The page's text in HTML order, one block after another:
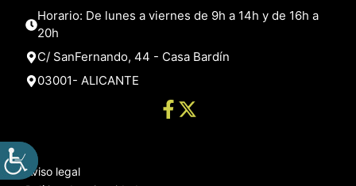
Horario: De lunes a viernes de 9h a 14h y de 16h a
20h
C/ SanFernando, 44 - Casa Bardín
03001- ALICANTE
Aviso legal